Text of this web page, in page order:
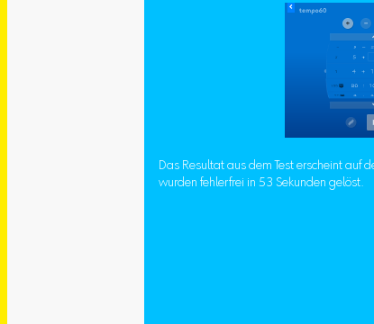
Das Resultat aus dem Test erscheint auf
wurden fehlerfrei in 53 Sekunden gelöst.